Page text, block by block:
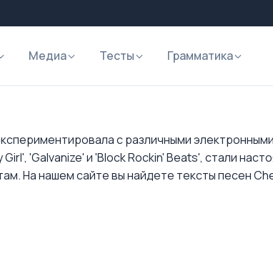
Медиа Тесты Грамматика
с различными
'Galvanize' и 'Block Rockin' Beats', стали
На нашем сайте вы найдете тексты песен